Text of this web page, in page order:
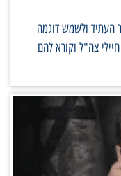
העתיד ולשמש דוגמה
צה"ל וקורא להם